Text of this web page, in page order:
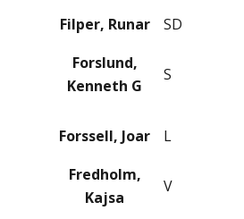
Filper, Runar SD
Forslund,
Kenneth G
S
Forssell, Joar L
Fredholm,
Kajsa
V